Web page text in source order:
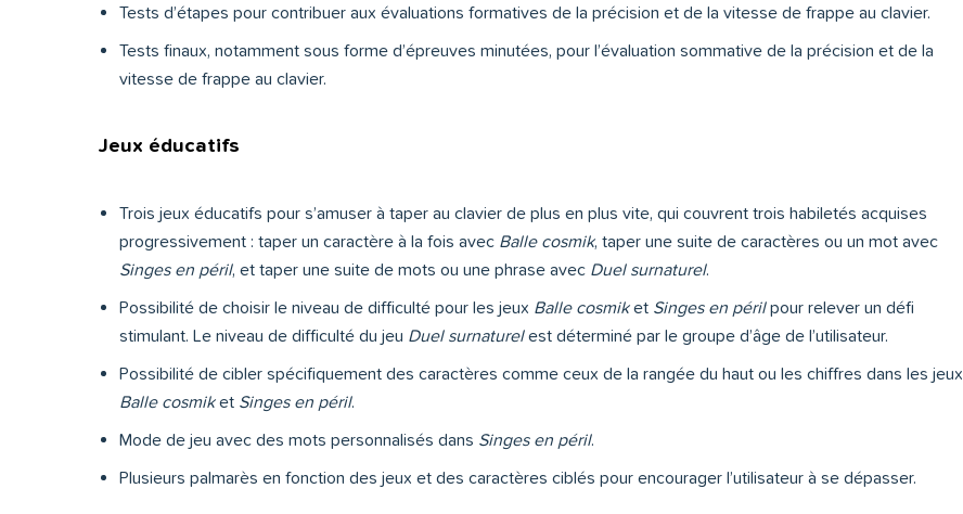
Tests d’étapes pour contribuer aux évaluations formatives de la précision et de la vitesse de frappe au clavier.
Tests finaux, notamment sous forme d’épreuves minutées, pour l’évaluation sommative de la précision et de la
vitesse de frappe au clavier.
Jeux éducatifs
Trois jeux éducatifs pour s’amuser à taper au clavier de plus en plus vite, qui couvrent trois habiletés acquises
progressivement : taper un caractère à la fois avec Balle cosmik, taper une suite de caractères ou un mot avec
Singes en péril, et taper une suite de mots ou une phrase avec Duel surnaturel.
Possibilité de choisir le niveau de difficulté pour les jeux Balle cosmiket Singes en périlpour relever un défi
stimulant. Le niveau de difficulté du jeu Duel surnaturelest déterminé par le groupe d’âge de l’utilisateur.
Possibilité de cibler spécifiquement des caractères comme ceux de la rangée du haut ou les chiffres dans les jeux
Balle cosmiket Singes en péril.
Mode de jeu avec des mots personnalisés dans Singes en péril.
Plusieurs palmarès en fonction des jeux et des caractères ciblés pour encourager l’utilisateur à se dépasser.